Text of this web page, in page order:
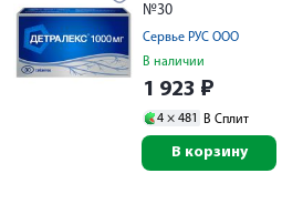
№30
Сервье РУС ООО
В наличии
1 923 ₽
4 × 481 В Сплит
В корзину